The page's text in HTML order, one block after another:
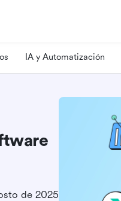
IA y Automatización
de 2025